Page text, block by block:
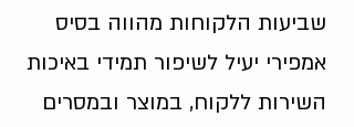
שביעות הלקוחות מהווה בסיס
אמפירי יעיל לשיפור תמידי באיכות
השירות ללקוח, במוצר ובמסרים